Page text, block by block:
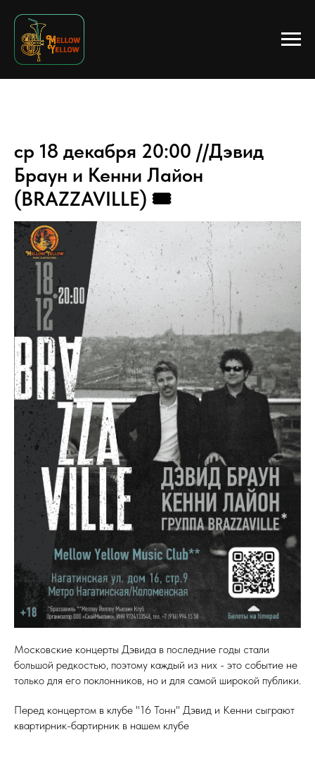
ср 18 декабря 20:00 //Дэвид
Браун и Кенни Лайон
(BRAZZAVILLE) 🎟️
Московские концерты Дэвида в последние годы стали
большой редкостью, поэтому каждый из них - это событие не
только для его поклонников, но и для самой широкой публики.
Перед концертом в клубе "16 Тонн" Дэвид и Кенни сыграют
квартирник-бартирник в нашем клубе